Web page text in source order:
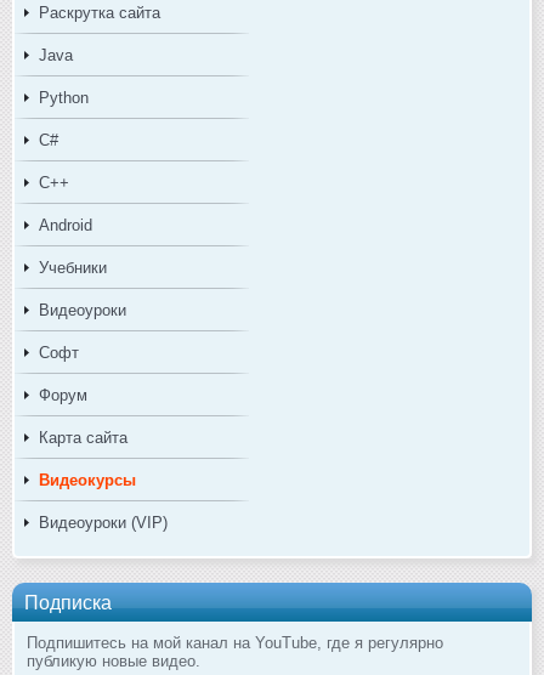
Раскрутка сайта
Java
Python
C#
C++
Android
Учебники
Видеоуроки
Софт
Форум
Карта сайта
Видеокурсы
Видеоуроки (VIP)
Подписка
Подпишитесь на мой канал на YouTube, где я регулярно
публикую новые видео.